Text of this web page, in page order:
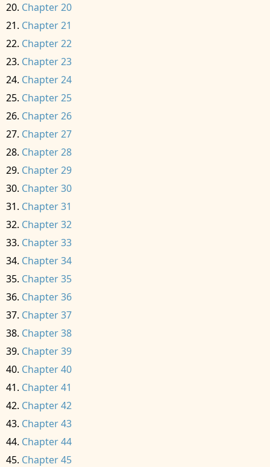
Chapter 20
Chapter 21
Chapter 22
Chapter 23
Chapter 24
Chapter 25
Chapter 26
Chapter 27
Chapter 28
Chapter 29
Chapter 30
Chapter 31
Chapter 32
Chapter 33
Chapter 34
Chapter 35
Chapter 36
Chapter 37
Chapter 38
Chapter 39
Chapter 40
Chapter 41
Chapter 42
Chapter 43
Chapter 44
Chapter 45